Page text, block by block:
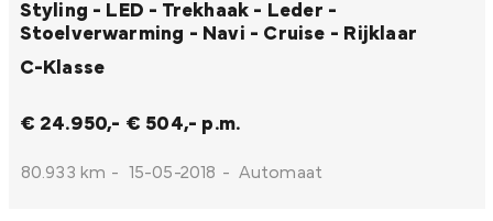
Styling - LED - Trekhaak - Leder -
Stoelverwarming - Navi - Cruise - Rijklaar
C-Klasse
€ 24.950,- € 504,- p.m.
80.933 km - 15-05-2018 - Automaat